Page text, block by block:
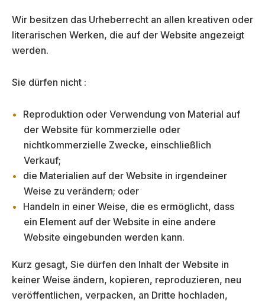
Wir besitzen das Urheberrecht an allen kreativen oder
literarischen Werken, die auf der Website angezeigt
werden.
Sie dürfen nicht :
Reproduktion oder Verwendung von Material auf
der Website für kommerzielle oder
nichtkommerzielle Zwecke, einschließlich
Verkauf;
die Materialien auf der Website in irgendeiner
Weise zu verändern; oder
Handeln in einer Weise, die es ermöglicht, dass
ein Element auf der Website in eine andere
Website eingebunden werden kann.
Kurz gesagt, Sie dürfen den Inhalt der Website in
keiner Weise ändern, kopieren, reproduzieren, neu
veröffentlichen, verpacken, an Dritte hochladen,